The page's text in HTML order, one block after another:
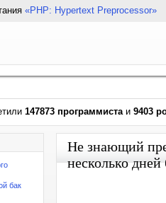
«PHP: Hypertext Preprocessor»
147873 программистаи 9403
бак
Не знающий
несколько